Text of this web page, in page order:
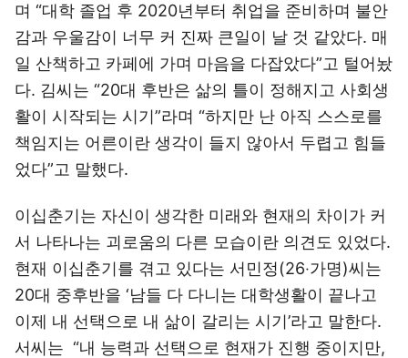
며 “대학 졸업 후 2020년부터 취업을 준비하며 불안
감과 우울감이 너무 커 진짜 큰일이 날 것 같았다. 매
일 산책하고 카페에 가며 마음을 다잡았다”고 털어놨
다. 김씨는 “20대 후반은 삶의 틀이 정해지고 사회생
활이 시작되는 시기”라며 “하지만 난 아직 스스로를
책임지는 어른이란 생각이 들지 않아서 두렵고 힘들
었다”고 말했다.
이십춘기는 자신이 생각한 미래와 현재의 차이가 커
서 나타나는 괴로움의 다른 모습이란 의견도 있었다.
현재 이십춘기를 겪고 있다는 서민정(26‧가명)씨는
20대 중후반을 ‘남들 다 다니는 대학생활이 끝나고
이제 내 선택으로 내 삶이 갈리는 시기’라고 말한다.
서씨는 “내 능력과 선택으로 현재가 진행 중이지만,